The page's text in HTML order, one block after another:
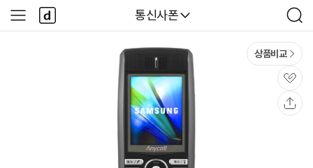
다나와
통신사폰
검
색
사
이
다
나
와
상품비교
관
심